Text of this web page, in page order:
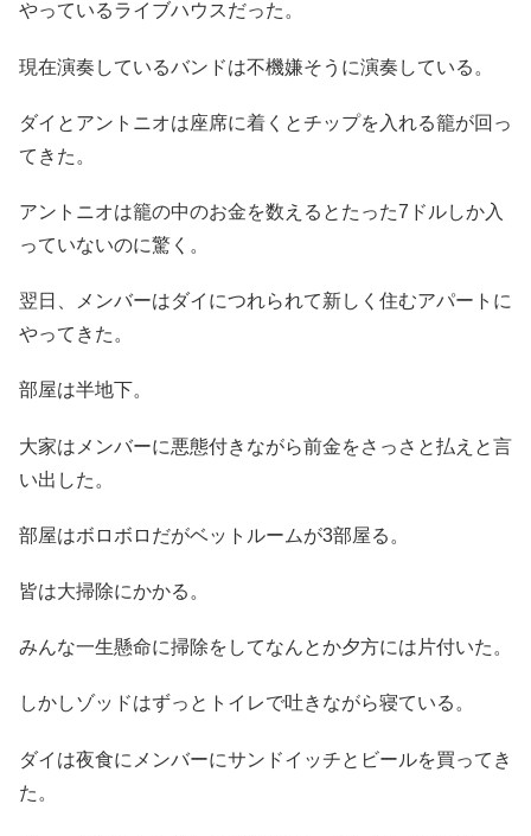
やっているライブハウスだった。
現在演奏しているバンドは不機嫌そうに演奏している。
ダイとアントニオは座席に着くとチップを入れる籠が回っ
てきた。
アントニオは籠の中のお金を数えるとたった7ドルしか入
っていないのに驚く。
翌日、メンバーはダイにつれられて新しく住むアパートに
やってきた。
部屋は半地下。
大家はメンバーに悪態付きながら前金をさっさと払えと言
い出した。
部屋はボロボロだがベットルームが3部屋る。
皆は大掃除にかかる。
みんな一生懸命に掃除をしてなんとか夕方には片付いた。
しかしゾッドはずっとトイレで吐きながら寝ている。
ダイは夜食にメンバーにサンドイッチとビールを買ってき
た。